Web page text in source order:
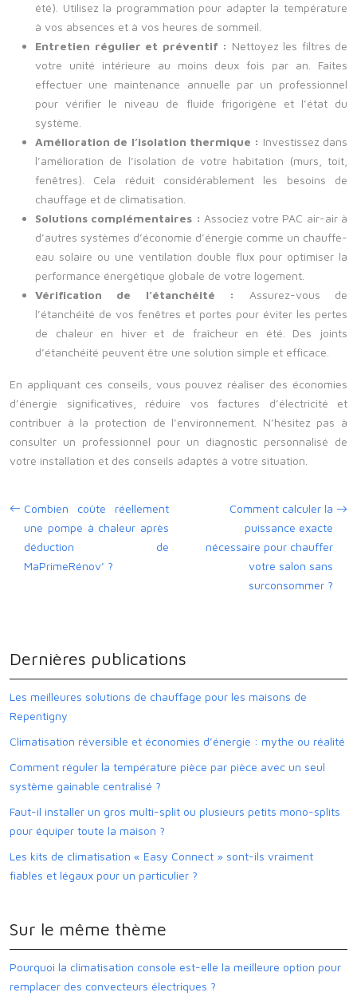
été). Utilisez la programmation pour adapter la température
à vos absences et à vos heures de sommeil.
Entretien régulier et préventif : Nettoyez les filtres de
votre unité intérieure au moins deux fois par an. Faites
effectuer une maintenance annuelle par un professionnel
pour vérifier le niveau de fluide frigorigène et l’état du
système.
Amélioration de l’isolation thermique : Investissez dans
l’amélioration de l’isolation de votre habitation (murs, toit,
fenêtres). Cela réduit considérablement les besoins de
chauffage et de climatisation.
Solutions complémentaires : Associez votre PAC air-air à
d’autres systèmes d’économie d’énergie comme un chauffe-
eau solaire ou une ventilation double flux pour optimiser la
performance énergétique globale de votre logement.
Vérification de l’étanchéité : Assurez-vous de
l’étanchéité de vos fenêtres et portes pour éviter les pertes
de chaleur en hiver et de fraîcheur en été. Des joints
d’étanchéité peuvent être une solution simple et efficace.
En appliquant ces conseils, vous pouvez réaliser des économies
d’énergie significatives, réduire vos factures d’électricité et
contribuer à la protection de l’environnement. N’hésitez pas à
consulter un professionnel pour un diagnostic personnalisé de
votre installation et des conseils adaptés à votre situation.
Combien coûte réellement
une pompe à chaleur après
déduction de
MaPrimeRénov’ ?
Comment calculer la
puissance exacte
nécessaire pour chauffer
votre salon sans
surconsommer ?
Dernières publications
Les meilleures solutions de chauffage pour les maisons de
Repentigny
Climatisation réversible et économies d’énergie : mythe ou réalité
Comment réguler la température pièce par pièce avec un seul
système gainable centralisé ?
Faut-il installer un gros multi-split ou plusieurs petits mono-splits
pour équiper toute la maison ?
Les kits de climatisation « Easy Connect » sont-ils vraiment
fiables et légaux pour un particulier ?
Sur le même thème
Pourquoi la climatisation console est-elle la meilleure option pour
remplacer des convecteurs électriques ?